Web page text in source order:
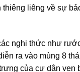
thiêng liêng về sự
nghi thức như
ra vào mùng 8
của cư dân ven